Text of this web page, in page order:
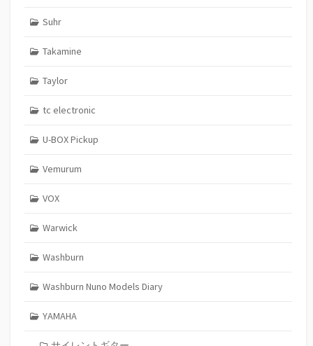
Suhr
Takamine
Taylor
tc electronic
U-BOX Pickup
Vemurum
VOX
Warwick
Washburn
Washburn Nuno Models Diary
YAMAHA